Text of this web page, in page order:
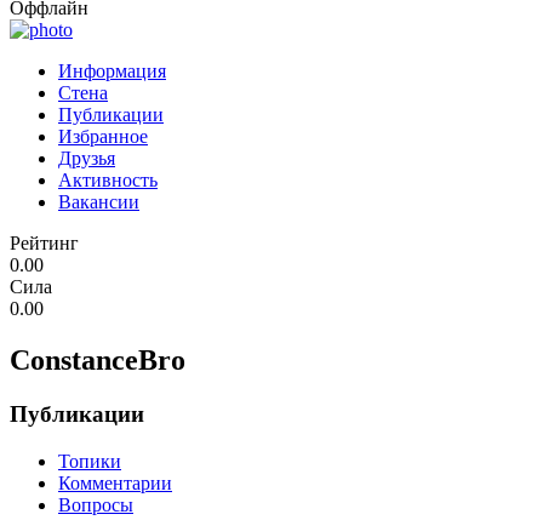
Оффлайн
Информация
Стена
Публикации
Избранное
Друзья
Активность
Вакансии
Рейтинг
0.00
Сила
0.00
ConstanceBro
Публикации
Топики
Комментарии
Вопросы